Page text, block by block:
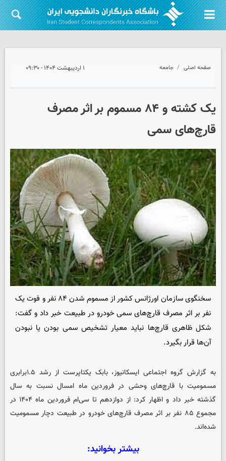
صفحه اصلی جامعه ۱ اردیبهشت ۱۴۰۴ - ۰۹:۳۰
یک کشته و ۸۴ مسموم بر اثر مصرف
قارچ‌های سمی
سخنگوی سازمان اورژانس کشور از مسموم شدن ۸۴ نفر و فوت یک
نفر بر اثر مصرف قارچ‌های سمی خودرو در طبیعت خبر داد و گفت:
شکل ظاهری قارچ‌ها نباید معیار تشخیص سمی بودن یا نبودن
آن‌ها قرار بگیرد.
به گزارش گروه اجتماعی ایسکانیوز
، بابک یکتاپرست از رشد ۱.۵برابری
مسمومیت با قارچ‌های وحشی در فروردین ماه امسال نسبت به سال
گذشته خبر داد و اظهار کرد: از دوازدهم تا سی‌ام فروردین ماه ۱۴۰۴ در
مجموع ۸۵ نفر بر اثر مصرف قارچ‌های خودرو در طبیعت دچار مسمومیت
شده‌اند.
بیشتر بخوانید: